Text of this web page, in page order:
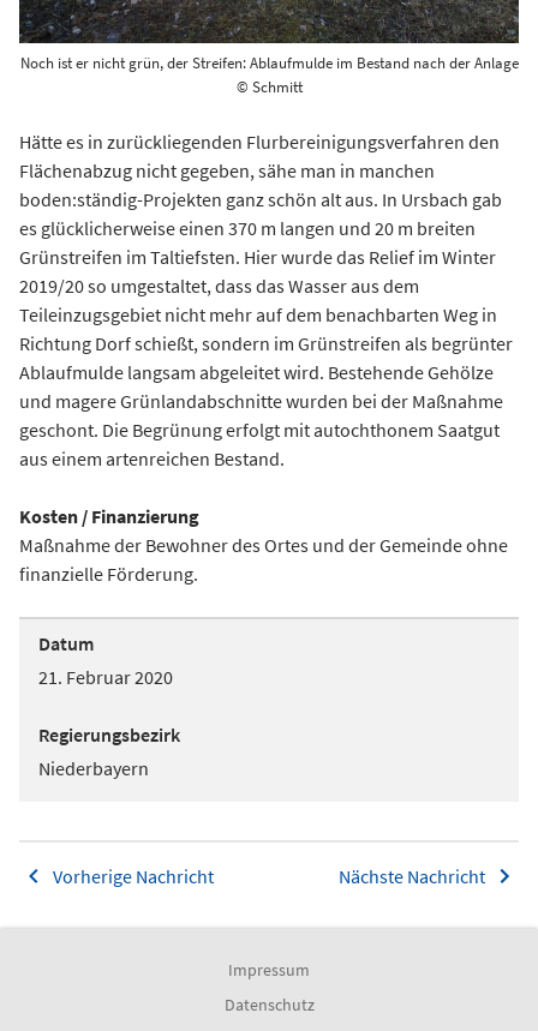
Noch ist er nicht grün, der Streifen: Ablaufmulde im Bestand nach der Anlage
© Schmitt
Hätte es in zurückliegenden Flurbereinigungsverfahren den
Flächenabzug nicht gegeben, sähe man in manchen
boden:ständig-Projekten ganz schön alt aus. In Ursbach gab
es glücklicherweise einen 370 m langen und 20 m breiten
Grünstreifen im Taltiefsten. Hier wurde das Relief im Winter
2019/20 so umgestaltet, dass das Wasser aus dem
Teileinzugsgebiet nicht mehr auf dem benachbarten Weg in
Richtung Dorf schießt, sondern im Grünstreifen als begrünter
Ablaufmulde langsam abgeleitet wird. Bestehende Gehölze
und magere Grünlandabschnitte wurden bei der Maßnahme
geschont. Die Begrünung erfolgt mit autochthonem Saatgut
aus einem artenreichen Bestand.
Kosten / Finanzierung
Maßnahme der Bewohner des Ortes und der Gemeinde ohne
finanzielle Förderung.
Datum
21. Februar 2020
Regierungsbezirk
Niederbayern
Vorherige Nachricht Nächste Nachricht
Impressum
Datenschutz